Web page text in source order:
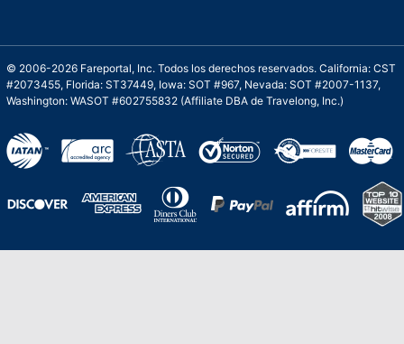
© 2006-2026 Fareportal, Inc. Todos los derechos reservados. California: CST
#2073455, Florida: ST37449, Iowa: SOT #967, Nevada: SOT #2007-1137,
Washington: WASOT #602755832 (Affiliate DBA de Travelong, Inc.)